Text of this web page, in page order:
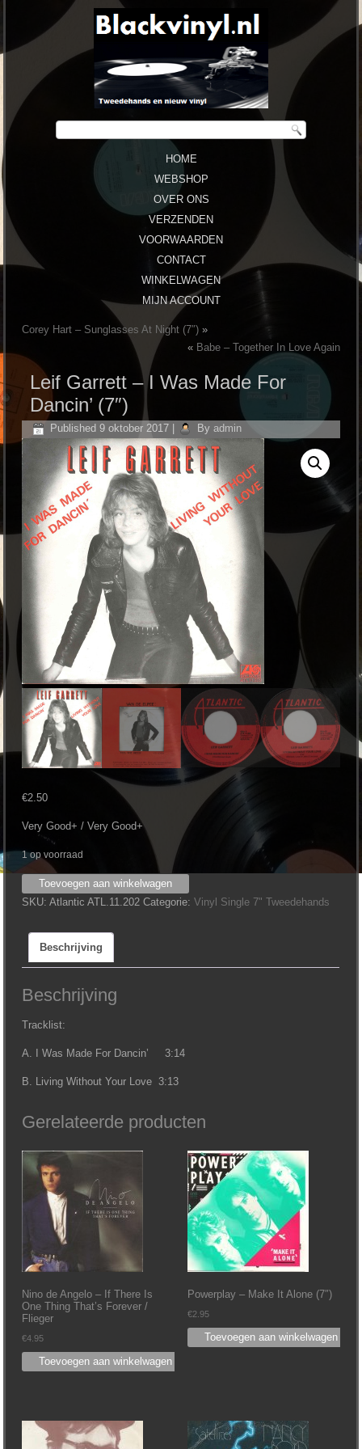
HOME
WEBSHOP
OVER ONS
VERZENDEN
VOORWAARDEN
CONTACT
WINKELWAGEN
MIJN ACCOUNT
Corey Hart ‎– Sunglasses At Night (7″) »
« Babe ‎– Together In Love Again
Leif Garrett ‎– I Was Made For
Dancin’ (7″)
Published 9 oktober 2017 By admin
€2.50
Very Good+ / Very Good+
1 op voorraad
Garrett
Was
Made
For
(7")
Toevoegen aan winkelwagen
SKU:Atlantic ATL.11.202 Categorie:Vinyl Single 7" Tweedehands
Beschrijving
Beschrijving
Tracklist:
A. I Was Made For Dancin’ 3:14
B. Living Without Your Love 3:13
Gerelateerde producten
Nino de Angelo ‎– If There Is
One Thing That’s Forever /
Flieger
€4.95
Toevoegen aan winkelwagen
Powerplay – Make It Alone (7″)
€2.95
Toevoegen aan winkelwagen